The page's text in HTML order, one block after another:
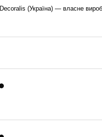
Decoralis (Україна) — власне